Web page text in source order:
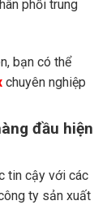
phối trung
bạn có thể
chuyên nghiệp
đầu hiện
tin cậy với các
ty sản xuất